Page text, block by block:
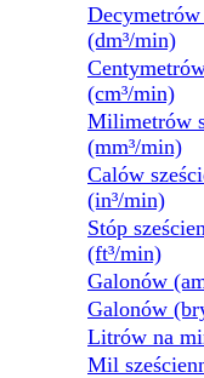
(dm³/min)
(cm³/min)
Milimetrów
(mm³/min)
Calów
(in³/min)
Stóp
(ft³/min)
Galonów
Galonów
Litrów na
Mil